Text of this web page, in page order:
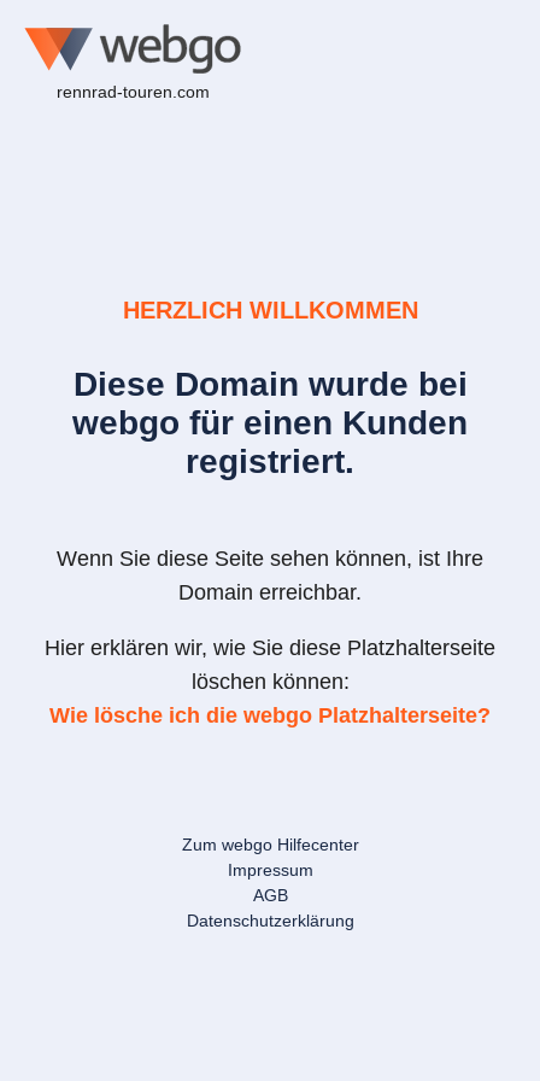
rennrad-touren.com
HERZLICH WILLKOMMEN
Diese Domain wurde bei
webgo für einen Kunden
registriert.
Wenn Sie diese Seite sehen können, ist Ihre
Domain erreichbar.
Hier erklären wir, wie Sie diese Platzhalterseite
löschen können:
Wie lösche ich die webgo Platzhalterseite?
Zum webgo Hilfecenter
Impressum
AGB
Datenschutzerklärung